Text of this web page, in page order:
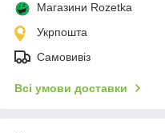
Магазини Rozetka
Укрпошта
Самовивіз
Всі умови доставки